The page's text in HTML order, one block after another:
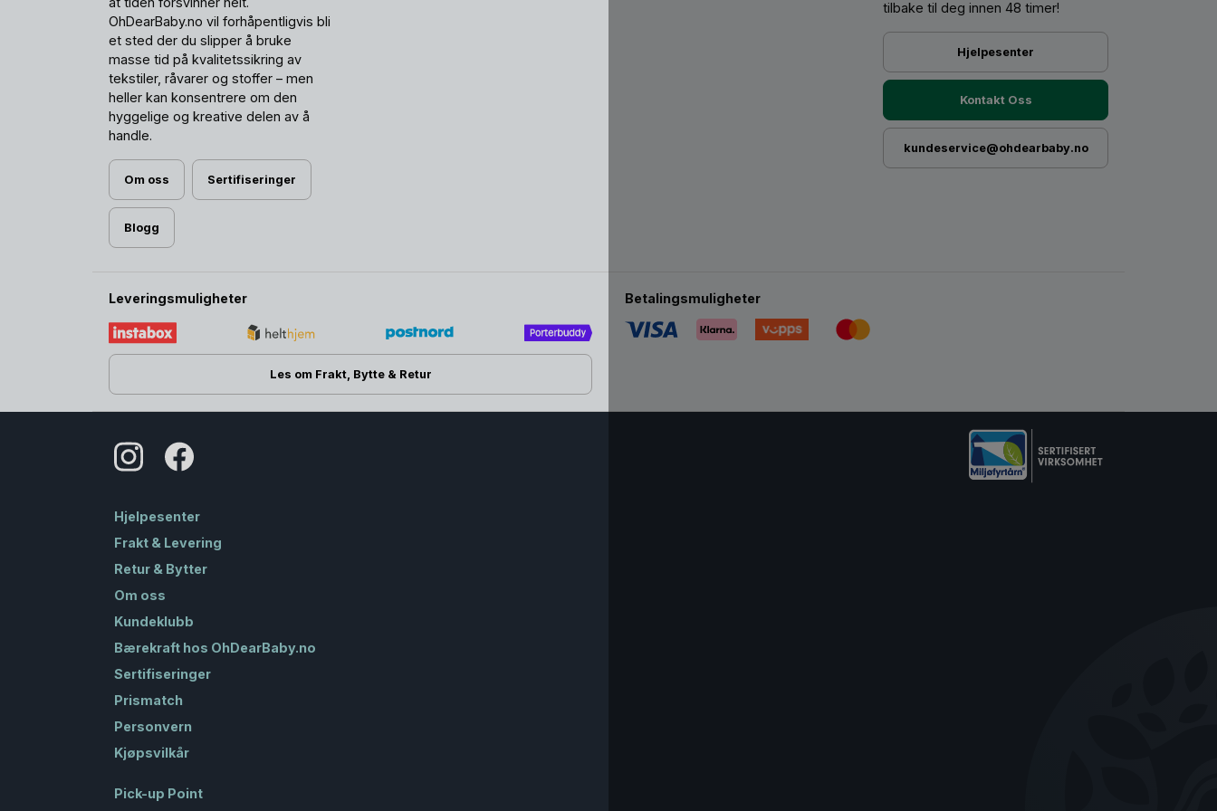
Nattpose kan for mange spedbarn være til stor hjelp for en lenger og uavbrutt
En dyne som baby ikke kan sparke av seg. Og dermed våkner ikke baby av
Nattpose kan fremme ro på samme måte som en sovepose og swaddle.
Følelse av å være omfavnet, pakket inn. En følelse av trygghet akkurat som
OhDearBaby.no vil forhåpentligvis bli
et sted der du slipper å bruke
masse tid på kvalitetssikring av
tekstiler, råvarer og stoffer – men
heller kan konsentrere om den
hyggelige og kreative delen av å
handle.
Om oss Sertifiseringer
Blogg
tilbake til deg innen 48 timer!
Hjelpesenter
Kontakt Oss
kundeservice@ohdearbaby.no
Leveringsmuligheter
Les om Frakt, Bytte & Retur
Betalingsmuligheter
Hjelpesenter
Frakt & Levering
Retur & Bytter
Om oss
Kundeklubb
Bærekraft hos OhDearBaby.no
Sertifiseringer
Prismatch
Personvern
Kjøpsvilkår
Pick-up Point